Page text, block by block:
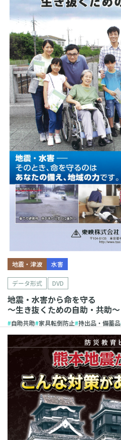
地震・津波 水害
データ形式 DVD
地震・水害から命を守る
〜生き抜くための自助・共助〜
自助共助 家具転倒防止 持出品・備蓄品